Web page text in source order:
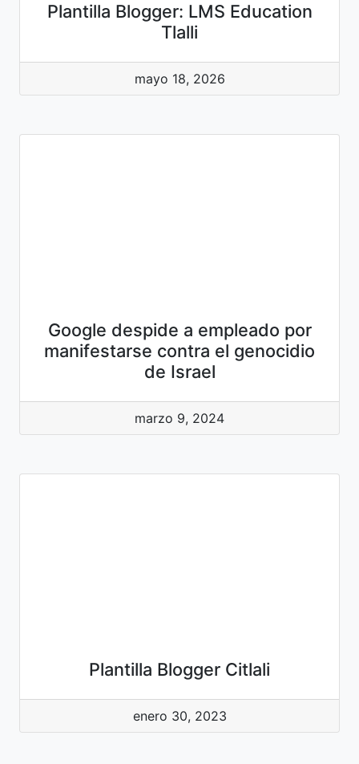
Plantilla Blogger: LMS Education
Tlalli
mayo 18, 2026
Google despide a empleado por
manifestarse contra el genocidio
de Israel
marzo 9, 2024
Plantilla Blogger Citlali
enero 30, 2023